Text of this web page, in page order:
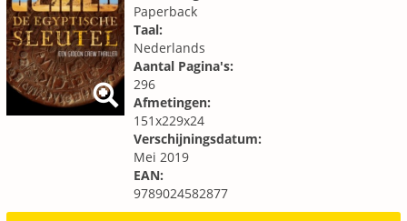
Paperback
Taal:
Nederlands
Aantal Pagina's:
296
Afmetingen:
151x229x24
Verschijningsdatum:
Mei 2019
EAN:
9789024582877